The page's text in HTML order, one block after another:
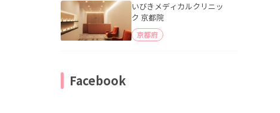
いびきメディカルクリニッ
ク 京都院
京都府
Facebook